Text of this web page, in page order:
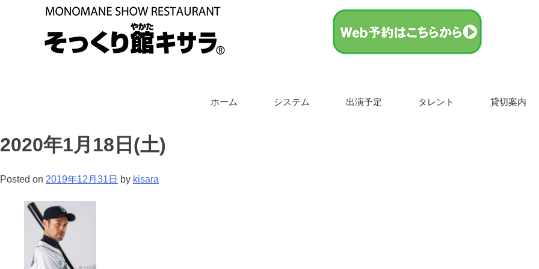
ホーム システム 出演予定 タレント 貸切案内
2020年1月18日(土)
Posted on 2019年12月31日 by kisara